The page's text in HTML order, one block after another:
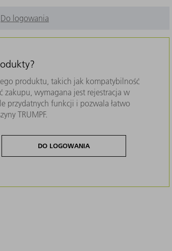
Do logowania
produktu, takich jak kompatybilność
zakupu, wymagana jest rejestracja w
przydatnych funkcji i pozwala łatwo
TRUMPF.
DO LOGOWANIA